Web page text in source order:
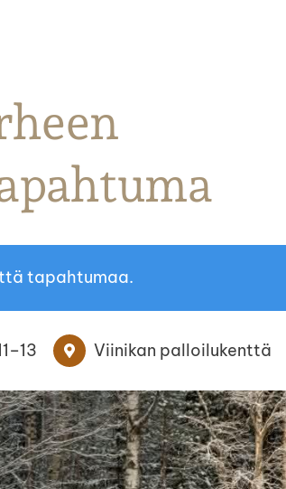
tapahtumaa.
–13 Viinikan palloilukenttä